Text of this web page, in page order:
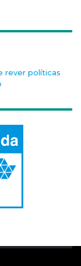
rever políticas